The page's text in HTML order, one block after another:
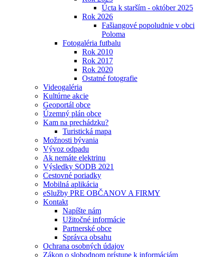
Úcta k starším - október 2025
Rok 2026
Fašiangové popoludnie v obci
Poloma
Fotogaléria futbalu
Rok 2010
Rok 2017
Rok 2020
Ostatné fotografie
Videogaléria
Kultúrne akcie
Geoportál obce
Územný plán obce
Kam na prechádzku?
Turistická mapa
Možnosti bývania
Vývoz odpadu
Ak nemáte elektrinu
Výsledky SODB 2021
Cestovné poriadky
Mobilná aplikácia
eSlužby PRE OBČANOV A FIRMY
Kontakt
Napíšte nám
Užitočné informácie
Partnerské obce
Správca obsahu
Ochrana osobných údajov
Zákon o slobodnom prístupe k informáciám